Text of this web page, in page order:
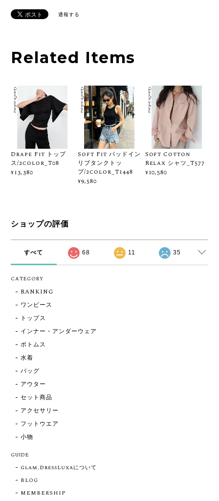
通報する
Related Items
Drape Fit トップ
ス/2color_T08
¥13,380
Soft Fit パッドイン
リブタンクトッ
プ/2color_T1448
¥9,580
Soft Cotton
Relax シャツ_T577
¥10,580
ショップの評価
すべて 68 11 35
CATEGORY
RANKING
ワンピース
トップス
インナー・アンダーウェア
ボトムス
水着
バッグ
アウター
セット商品
アクセサリー
フットウエア
小物
GUIDE
Glam.DressLuxaについて
BLOG
MEMBERSHIP